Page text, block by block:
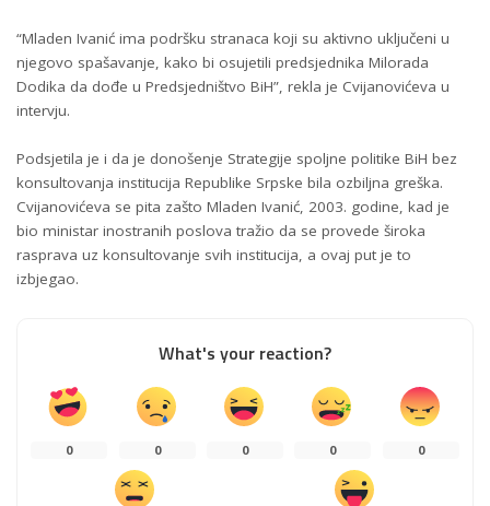
“Mladen Ivanić ima podršku stranaca koji su aktivno uključeni u
njegovo spašavanje, kako bi osujetili predsjednika Milorada
Dodika da dođe u Predsjedništvo BiH”, rekla je Cvijanovićeva u
intervju.
Podsjetila je i da je donošenje Strategije spoljne politike BiH bez
konsultovanja institucija Republike Srpske bila ozbiljna greška.
Cvijanovićeva se pita zašto Mladen Ivanić, 2003. godine, kad je
bio ministar inostranih poslova tražio da se provede široka
rasprava uz konsultovanje svih institucija, a ovaj put je to
izbjegao.
What's your reaction?
0 0 0 0 0